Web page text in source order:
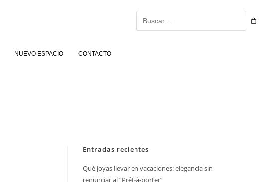
NUEVO ESPACIO CONTACTO
Entradas recientes
Qué joyas llevar en vacaciones: elegancia sin
renunciar al “Prêt-à-porter”